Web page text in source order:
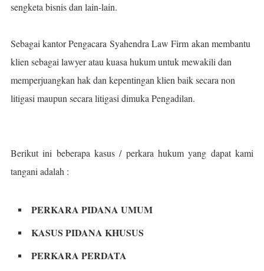
sengketa bisnis dan lain-lain.
Sebagai kantor Pengacara Syahendra Law Firm akan membantu
klien sebagai lawyer atau kuasa hukum untuk mewakili dan
memperjuangkan hak dan kepentingan klien baik secara non
litigasi maupun secara litigasi dimuka Pengadilan.
Berikut ini beberapa kasus / perkara hukum yang dapat kami
tangani adalah :
PERKARA PIDANA UMUM
KASUS PIDANA KHUSUS
PERKARA PERDATA